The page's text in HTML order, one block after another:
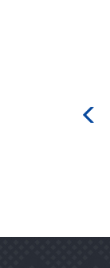
культуры
Российской